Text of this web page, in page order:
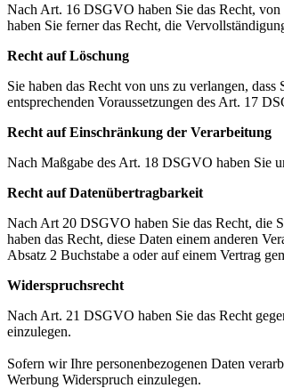
Nach Art. 16 DSGVO haben Sie das Recht,
haben Sie ferner das Recht, die
Recht auf Löschung
Sie haben das Recht von uns zu verlangen,
entsprechenden Voraussetzungen des Art. 17
Recht auf Einschränkung der Verarbeitung
Nach Maßgabe des Art. 18 DSGVO haben Sie
Recht auf Datenübertragbarkeit
Nach Art 20 DSGVO haben Sie das Recht, die
haben das Recht, diese Daten einem anderen
Absatz 2 Buchstabe a oder auf einem Vertrag
Widerspruchsrecht
Nach Art. 21 DSGVO haben Sie das Recht
einzulegen.
Sofern wir Ihre personenbezogenen Daten
Werbung Widerspruch einzulegen.